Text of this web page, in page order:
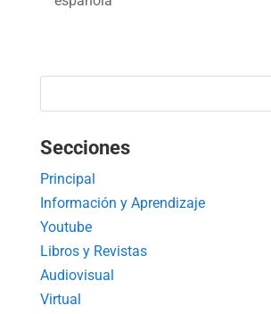
Secciones
Principal
Información y Aprendizaje
Youtube
Libros y Revistas
Audiovisual
Virtual